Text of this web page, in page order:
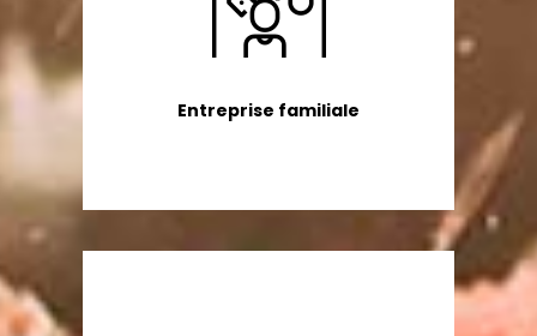
Entreprise familiale